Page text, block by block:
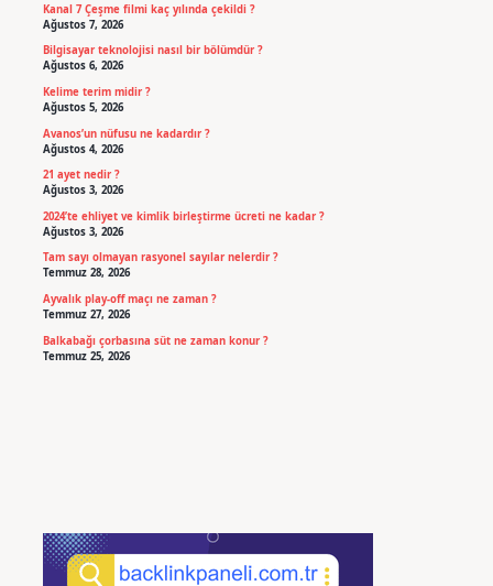
Kanal 7 Çeşme filmi kaç yılında çekildi ?
Ağustos 7, 2026
Bilgisayar teknolojisi nasıl bir bölümdür ?
Ağustos 6, 2026
Kelime terim midir ?
Ağustos 5, 2026
Avanos’un nüfusu ne kadardır ?
Ağustos 4, 2026
21 ayet nedir ?
Ağustos 3, 2026
2024’te ehliyet ve kimlik birleştirme ücreti ne kadar ?
Ağustos 3, 2026
Tam sayı olmayan rasyonel sayılar nelerdir ?
Temmuz 28, 2026
Ayvalık play-off maçı ne zaman ?
Temmuz 27, 2026
Balkabağı çorbasına süt ne zaman konur ?
Temmuz 25, 2026